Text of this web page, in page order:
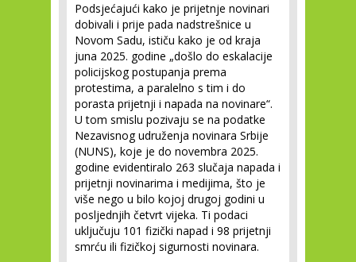
Podsjećajući kako je prijetnje novinari
dobivali i prije pada nadstrešnice u
Novom Sadu, ističu kako je od kraja
juna 2025. godine „došlo do eskalacije
policijskog postupanja prema
protestima, a paralelno s tim i do
porasta prijetnji i napada na novinare“.
U tom smislu pozivaju se na podatke
Nezavisnog udruženja novinara Srbije
(NUNS), koje je do novembra 2025.
godine evidentiralo 263 slučaja napada i
prijetnji novinarima i medijima, što je
više nego u bilo kojoj drugoj godini u
posljednjih četvrt vijeka. Ti podaci
uključuju 101 fizički napad i 98 prijetnji
smrću ili fizičkoj sigurnosti novinara.